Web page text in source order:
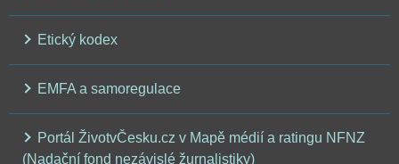
Etický kodex
EMFA a samoregulace
Portál ŽivotvČesku.cz v Mapě médií a ratingu NFNZ
(Nadační fond nezávislé žurnalistiky)